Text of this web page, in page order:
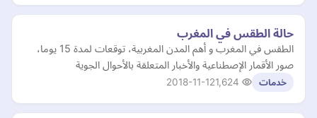
حالة الطقس في المغرب
الطقس في المغرب و أهم المدن المغربية، توقعات لمدة 15 يوما،
صور الأقمار الإصطناعية والأخبار المتعلقة بالأحوال الجوية
خدمات 2018-11-12